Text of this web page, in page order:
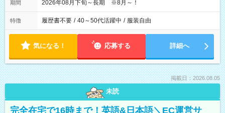
期間 2026年08月下旬～長期 ※8月～！
特徴 履歴書不要 / 40～50代活躍中 / 服装自由
気になる！ 応募する 詳細へ
掲載日：2026.08.05
未読
完全在宅で16時まで！英語&日本語＼EC運営サ